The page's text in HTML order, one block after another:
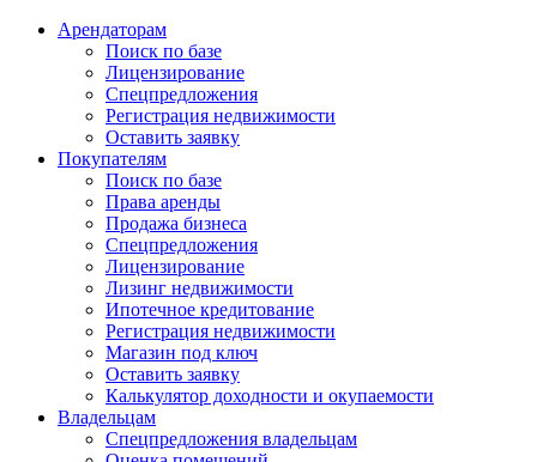
Арендаторам
Поиск по базе
Лицензирование
Спецпредложения
Регистрация недвижимости
Оставить заявку
Покупателям
Поиск по базе
Права аренды
Продажа бизнеса
Спецпредложения
Лицензирование
Лизинг недвижимости
Ипотечное кредитование
Регистрация недвижимости
Магазин под ключ
Оставить заявку
Калькулятор доходности и окупаемости
Владельцам
Спецпредложения владельцам